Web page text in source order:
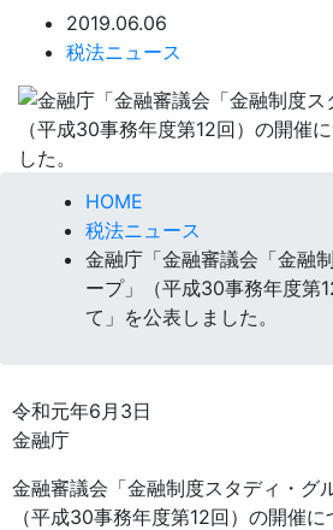
2019.06.06
税法ニュース
HOME
税法ニュース
金融庁「金融審議会「金融
ープ」（平成30事務年度第
て」を公表しました。
令和元年6月3日
金融庁
金融審議会「金融制度スタディ・グ
（平成30事務年度第12回）の開催に